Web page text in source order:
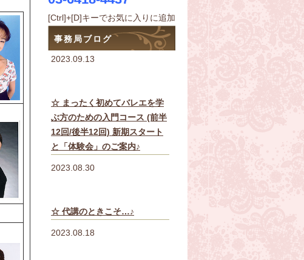
[Ctrl]+[D]キーでお気に入りに追加
事務局ブログ
2023.09.13
☆ まったく初めてバレエを学
ぶ方のための入門コース (前半
12回/後半12回) 新期スタート
と「体験会」のご案内♪
2023.08.30
☆ 代講のときこそ…♪
2023.08.18